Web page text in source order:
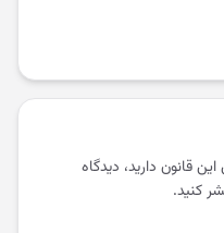
قانون دارید، دیدگاه
کنید.